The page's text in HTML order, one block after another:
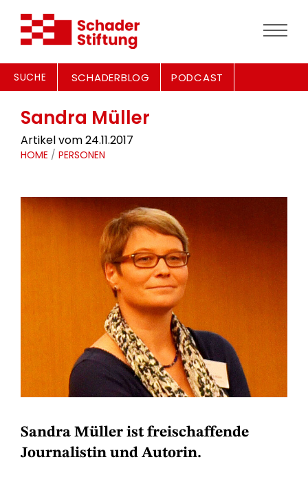
SUCHE SCHADERBLOG PODCAST
Sandra Müller
Artikel vom 24.11.2017
HOME / PERSONEN
Sandra Müller ist freischaffende
Journalistin und Autorin.